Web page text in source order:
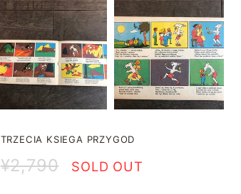
TRZECIA KSIEGA PRZYGOD
¥2,790 SOLD OUT